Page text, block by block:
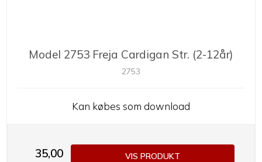
Model 2753 Freja Cardigan Str. (2-12år)
2753
Kan købes som download
35,00
VIS PRODUKT